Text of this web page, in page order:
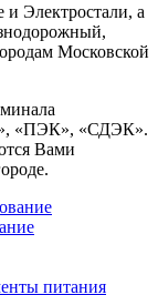
Электростали, а
Московской
«ПЭК», «СДЭК».
Вами